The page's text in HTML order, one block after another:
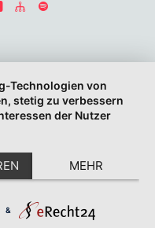
Technologien von
stetig zu verbessern
der Nutzer
MEHR
&